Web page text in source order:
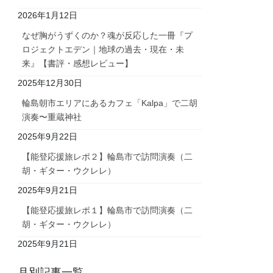
2026年1月12日
なぜ胸がうずくのか？魂が反応した一冊『プ
ロジェクトエデン｜地球の過去・現在・未
来』【書評・感想レビュー】
2025年12月30日
輪島朝市エリアにあるカフェ「Kalpa」で二胡
演奏〜重蔵神社
2025年9月22日
【能登応援旅レポ２】輪島市で訪問演奏（二
胡・ギター・ウクレレ）
2025年9月21日
【能登応援旅レポ１】輪島市で訪問演奏（二
胡・ギター・ウクレレ）
2025年9月21日